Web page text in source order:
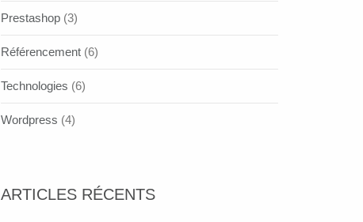
Prestashop (3)
Référencement (6)
Technologies (6)
Wordpress (4)
ARTICLES RÉCENTS